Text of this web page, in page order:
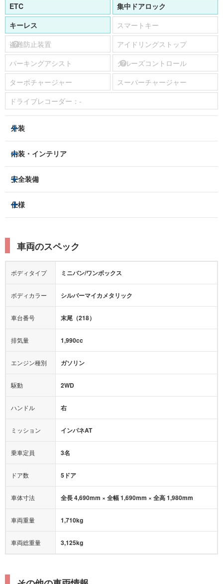
ETC
集中ドアロック
キーレス
スマートキー
盗難防止装置
アイドリングストップ
パーキングアシスト
クルーズコントロール
ターボチャージャー
スーパーチャージャー
ドライブレコーダー： -
外装
ハロゲンヘッドライト
アルミホイール：-
サンルーフ/ガラスルーフ
ルーフレール
エアロパーツ
ローダウン
内装・インテリア
3列シート
ベンチシート
パワーシート
シートヒーター
カーナビ：-
ミュージックプレイヤー接続可
後席モニター
安全装備
トラクションコントロール
レーンキープアシスト
横滑り防止装置
衝突被害軽減プレーキ
カメラ：-
エアバッグ：
運転席
衝撃緩和ヘッドレスト
サポカー
アダプティブクルーズコントロール
ヒルディセントコントロール
オートマチックハイビーム
仕様
車両のスペック
ボディタイプ ミニバン/ワンボックス
ボディカラー シルバーマイカメタリック
車台番号 末尾（218）
排気量 1,990cc
エンジン種別 ガソリン
駆動 2WD
ハンドル 右
ミッション インパネAT
乗車定員 3名
ドア数 5ドア
車体寸法 全長 4,690mm × 全幅 1,690mm × 全高 1,980mm
車両重量 1,710kg
車両総重量 3,125kg